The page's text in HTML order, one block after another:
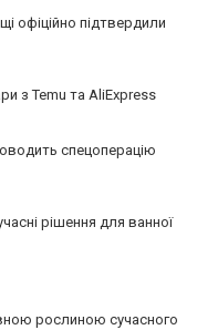
офіційно підтвердили
з Temu та AliExpress
спецоперацію
рішення для ванної
рослиною сучасного